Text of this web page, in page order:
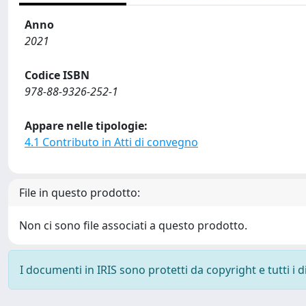
Anno
2021
Codice ISBN
978-88-9326-252-1
Appare nelle tipologie:
4.1 Contributo in Atti di convegno
File in questo prodotto:
Non ci sono file associati a questo prodotto.
I documenti in IRIS sono protetti da copyright e tutti i